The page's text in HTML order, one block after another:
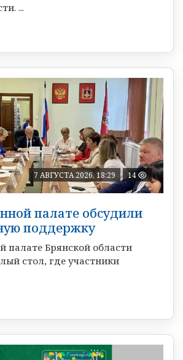
...
7 АВГУСТА 2026, 18:29 14
палате обсудили
поддержку
палате Брянской области
стол, где участники